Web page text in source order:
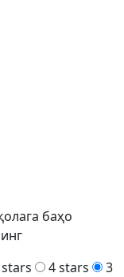
баҳо
4 stars
3